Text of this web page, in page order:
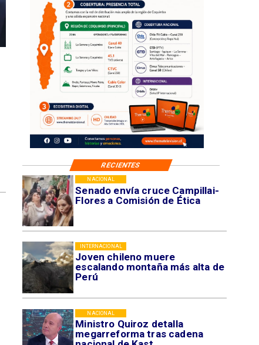
Senado envía cruce Campillai-
Flores a Comisión de Ética
NACIONAL
Joven chileno muere
escalando montaña más alta de
Perú
INTERNACIONAL
Ministro Quiroz detalla
megarreforma tras cadena
NACIONAL
RECIENTES